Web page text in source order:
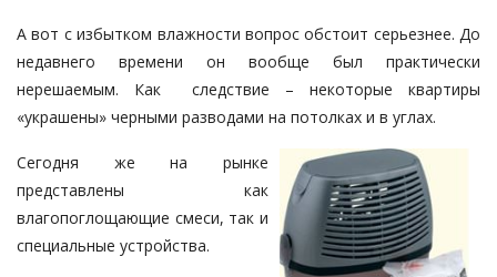
А вот с избытком влажности вопрос обстоит серьезнее. До
недавнего времени он вообще был практически
нерешаемым. Как следствие – некоторые квартиры
«украшены» черными разводами на потолках и в углах.
Сегодня же на рынке
представлены как
влагопоглощающие смеси, так и
специальные устройства.